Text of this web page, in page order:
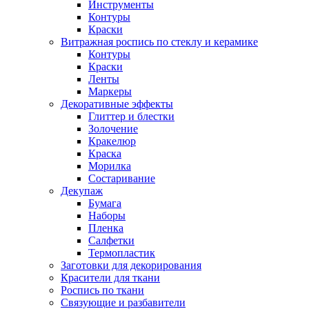
Инструменты
Контуры
Краски
Витражная роспись по стеклу и керамике
Контуры
Краски
Ленты
Маркеры
Декоративные эффекты
Глиттер и блестки
Золочение
Кракелюр
Краска
Морилка
Состаривание
Декупаж
Бумага
Наборы
Пленка
Салфетки
Термопластик
Заготовки для декорирования
Красители для ткани
Роспись по ткани
Связующие и разбавители